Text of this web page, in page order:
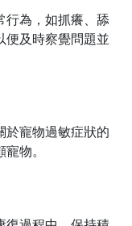
行為，如抓癢、舔
便及時察覺問題並
於寵物過敏症狀的
物。